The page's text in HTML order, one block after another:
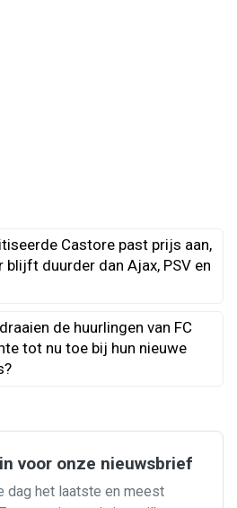
Castore past prijs aan,
blijft duurder dan Ajax, PSV en
de huurlingen van FC
tot nu toe bij hun nieuwe
voor onze nieuwsbrief
dag het laatste en meest